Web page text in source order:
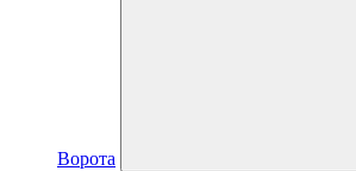
Ворота